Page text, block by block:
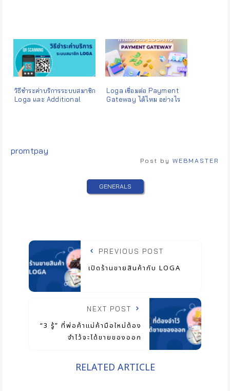
วิธีชำระค่าบริการระบบสมาชิก
Loga และ Additional
Loga เชื่อมต่อ Payment
Gateway ได้ไหม อย่างไร
promtpay
Post by WEBMASTER
GENERALS
PREVIOUS POST
เปิดร้านขายสินค้ากับ LOGA
NEXT POST
“3 รู้” ที่พ่อค้าแม่ค้ามือใหม่ต้อง
จำไว้จะได้ขายของออก
RELATED ARTICLE